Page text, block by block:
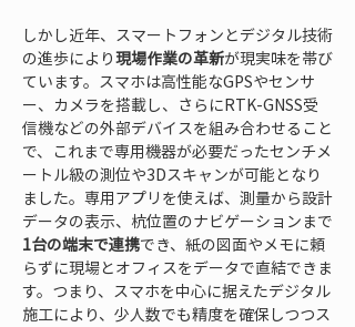
しかし近年、スマートフォンとデジタル技術
の進歩により現場作業の革新が現実味を帯び
ています。スマホは高性能なGPSやセンサ
ー、カメラを搭載し、さらにRTK-GNSS受
信機などの外部デバイスを組み合わせること
で、これまで専用機器が必要だったセンチメ
ートル級の測位や3Dスキャンが可能となり
ました。専用アプリを使えば、測量から設計
データの表示、杭位置のナビゲーションまで
1台の端末で連携でき、紙の図面やメモに頼
らずに現場とオフィスをデータで直結できま
す。つまり、スマホを中心に据えたデジタル
施工により、少人数でも精度を確保しつつス